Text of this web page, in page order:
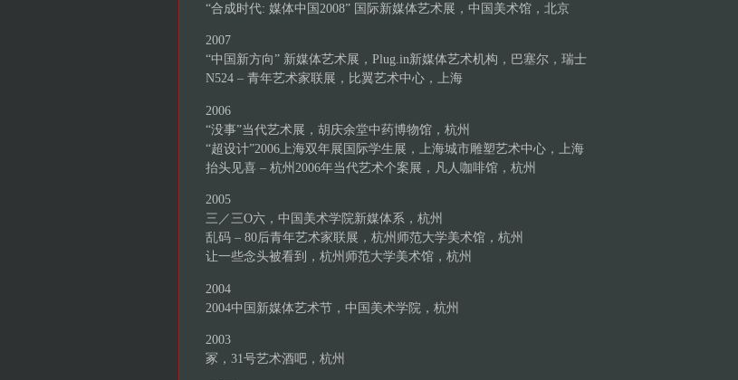
“合成时代: 媒体中国2008” 国际新媒体艺术展，中国美术馆，北京
2007
“中国新方向” 新媒体艺术展，Plug.in新媒体艺术机构，巴塞尔，瑞士
N524 – 青年艺术家联展，比翼艺术中心，上海
2006
“没事”当代艺术展，胡庆余堂中药博物馆，杭州
“超设计”2006上海双年展国际学生展，上海城市雕塑艺术中心，上海
抬头见喜 – 杭州2006年当代艺术个案展，凡人咖啡馆，杭州
2005
三／三O六，中国美术学院新媒体系，杭州
乱码 – 80后青年艺术家联展，杭州师范大学美术馆，杭州
让一些念头被看到，杭州师范大学美术馆，杭州
2004
2004中国新媒体艺术节，中国美术学院，杭州
2003
冢，31号艺术酒吧，杭州